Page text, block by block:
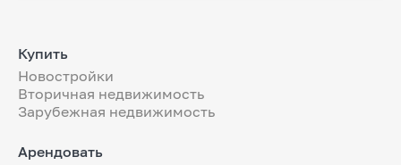
Купить
Новостройки
Вторичная недвижимость
Зарубежная недвижимость
Арендовать